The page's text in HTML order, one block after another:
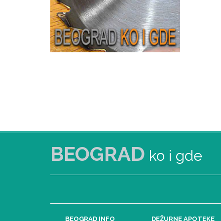
BEOGRAD ko i gde
BEOGRAD INFO DEŽURNE APOTEKE